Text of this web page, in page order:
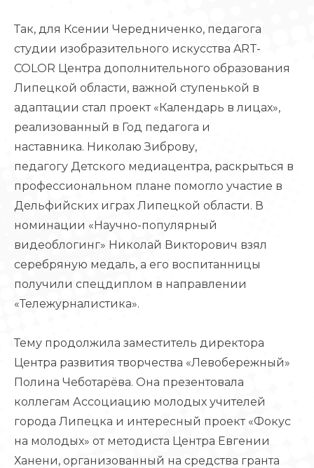
Так, для Ксении Чередниченко, педагога
студии изобразительного искусства ART-
COLOR Центра дополнительного образования
Липецкой области, важной ступенькой в
адаптации стал проект «Календарь в лицах»,
реализованный в Год педагога и
наставника. Николаю Зиброву,
педагогу Детского медиацентра, раскрыться в
профессиональном плане помогло участие в
Дельфийских играх Липецкой области. В
номинации «Научно-популярный
видеоблогинг» Николай Викторович взял
серебряную медаль, а его воспитанницы
получили спецдиплом в направлении
«Тележурналистика».
Тему продолжила заместитель директора
Центра развития творчества «Левобережный»
Полина Чеботарёва. Она презентовала
коллегам Ассоциацию молодых учителей
города Липецка и интересный проект «Фокус
на молодых» от методиста Центра Евгении
Ханени, организованный на средства гранта